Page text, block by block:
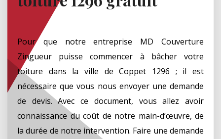
Pour que notre entreprise MD Couverture
Zingueur puisse commencer à bâcher votre
toiture dans la ville de Coppet 1296 ; il est
nécessaire que vous nous envoyer une demande
de devis. Avec ce document, vous allez avoir
connaissance du coût de notre main-d’œuvre, de
la durée de notre intervention. Faire une demande